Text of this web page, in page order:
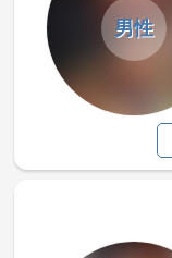
男性